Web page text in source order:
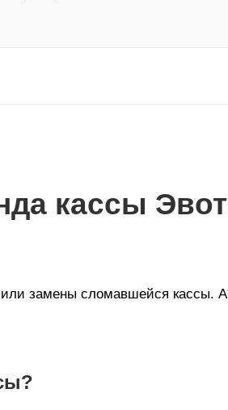
кассы
замены сломавшейся кассы.